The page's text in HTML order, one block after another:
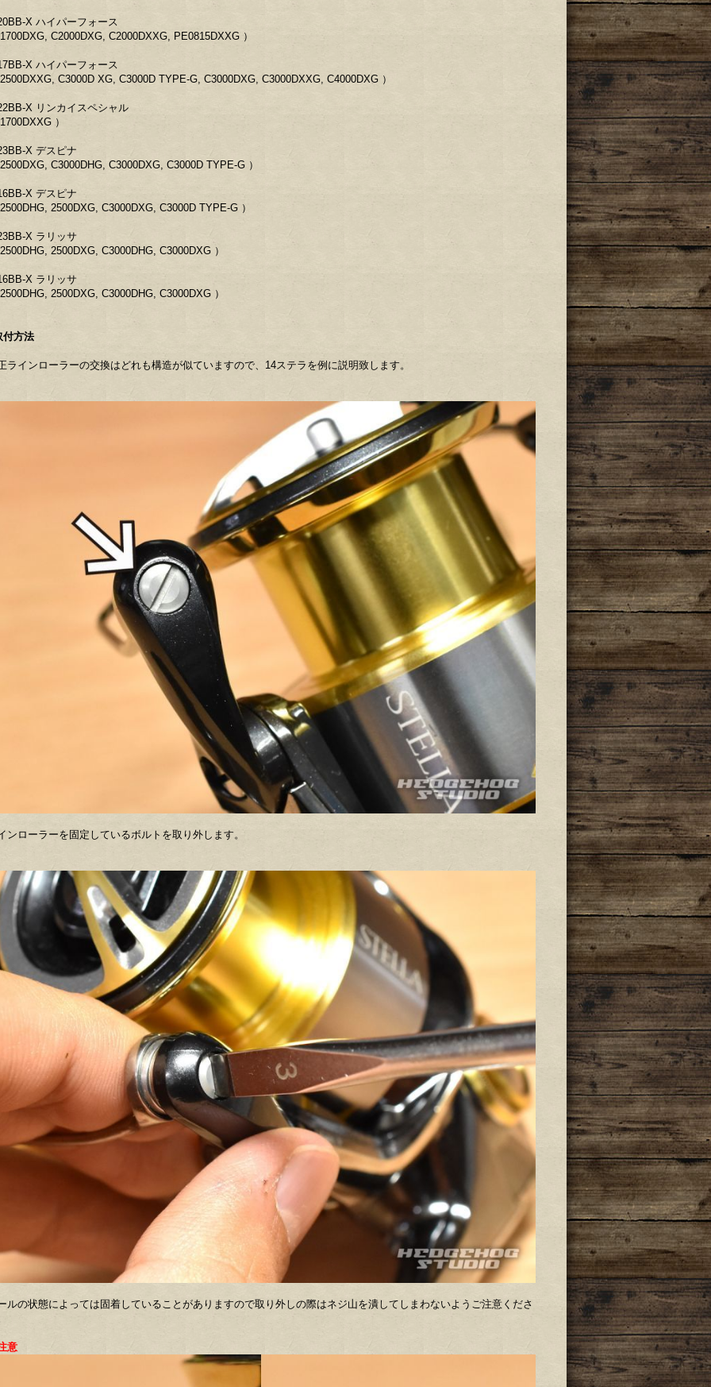
X ハイパーフォース
C2000DXG, C2000DXXG, PE0815DXXG ）
X ハイパーフォース
C3000D XG, C3000D TYPE-G, C3000DXG, C3000DXXG, C4000DXG ）
X リンカイスペシャル
）
X デスピナ
C3000DHG, C3000DXG, C3000D TYPE-G ）
X デスピナ
2500DXG, C3000DXG, C3000D TYPE-G ）
X ラリッサ
2500DXG, C3000DHG, C3000DXG ）
X ラリッサ
2500DXG, C3000DHG, C3000DXG ）
付方法
ラインローラーの交換はどれも構造が似ていますので、14ステラを例に説明致します。
ンローラーを固定しているボルトを取り外します。
ルの状態によっては固着していることがありますので取り外しの際はネジ山を潰してしまわないようご注意くださ
意